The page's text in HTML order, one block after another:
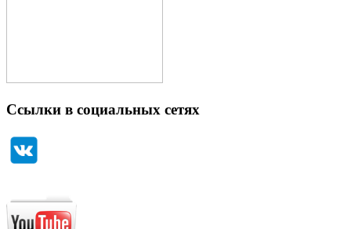
Ссылки в социальных сетях